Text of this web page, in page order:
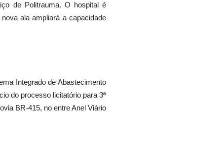
de Politrauma. O hospital é
ala ampliará a capacidade
Integrado de Abastecimento
do processo licitatório para 3ª
BR-415, no entre Anel Viário